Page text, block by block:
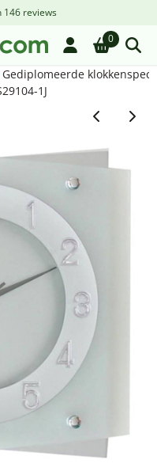
Kies instellingen of sta
146reviews
0
Gediplomeerde
1J